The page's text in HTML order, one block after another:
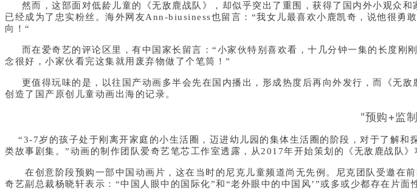
然而，这部面对低龄儿童的《无敌鹿战队》，却似乎突出了重围，获得了国内外小观众
已经成为了忠实粉丝。海外网友Ann-biusiness也留言：“我女儿最喜欢小鹿凯奇，说他很勇
向！“
而在爱奇艺的评论区里，有中国家长留言：“小家伙特别喜欢看，十几分钟一集的长度刚
念很好，小家伙看完这集就用废弃物做了个笔筒！”
更值得玩味的是，以往国产动画多半会先在国内播出，形成热度后再向外发行，而《无
创造了国产原创儿童动画出海的记录。
"预购+监
“3-7岁的孩子处于刚离开家庭的小生活圈，迈进幼儿园的集体生活圈的阶段，对于了解和
类故事剧集。”动画的制作团队爱奇艺笔芯工作室透露，从2017年开始策划的《无敌鹿战队
在创意阶段预购一部中国动画片，这在当时的尼克儿童频道尚无先例。尼克团队受邀在
奇艺副总裁杨晓轩表示：“中国人眼中的国际化”和“老外眼中的中国风’”或多或少都存在片